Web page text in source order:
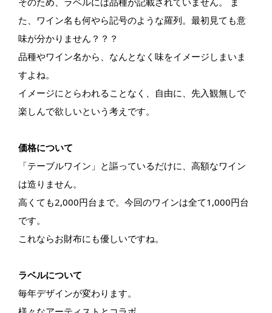
た、ワイン名も何やら記号のような羅列。最初見ても意
味が分かりません？？？
品種やワイン名から、なんとなく味をイメージしまいま
すよね。
イメージにとらわれることなく、自由に、先入観無しで
楽しんで欲しいという考えです。
価格について
「テーブルワイン」と謳っているだけに、高額なワイン
は造りません。
高くても2,000円台まで。今回のワインは全て1,000円台
です。
これならお財布にも優しいですね。
ラベルについて
毎年デザインが変わります。